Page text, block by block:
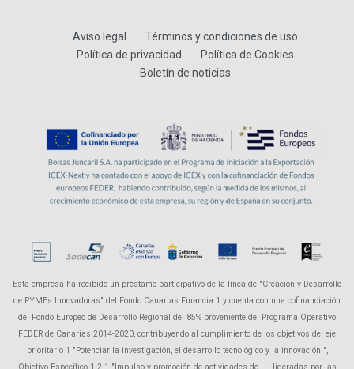
Aviso legal
Términos y condiciones de uso
Política de privacidad
Política de Cookies
Boletín de noticias
Esta empresa ha recibido un préstamo participativo de la línea de "Creación y Desarrollo
de PYMEs Innovadoras" del Fondo Canarias Financia 1 y cuenta con una cofinanciación
del Fondo Europeo de Desarrollo Regional del 85% proveniente del Programa Operativo
FEDER de Canarias 2014-2020, contribuyendo al cumplimiento de los objetivos del eje
prioritario 1 "Potenciar la investigación, el desarrollo tecnológico y la innovación ",
Objetivo Específico 1.2.1 "Impulso y promoción de actividades de I+i lideradas por las